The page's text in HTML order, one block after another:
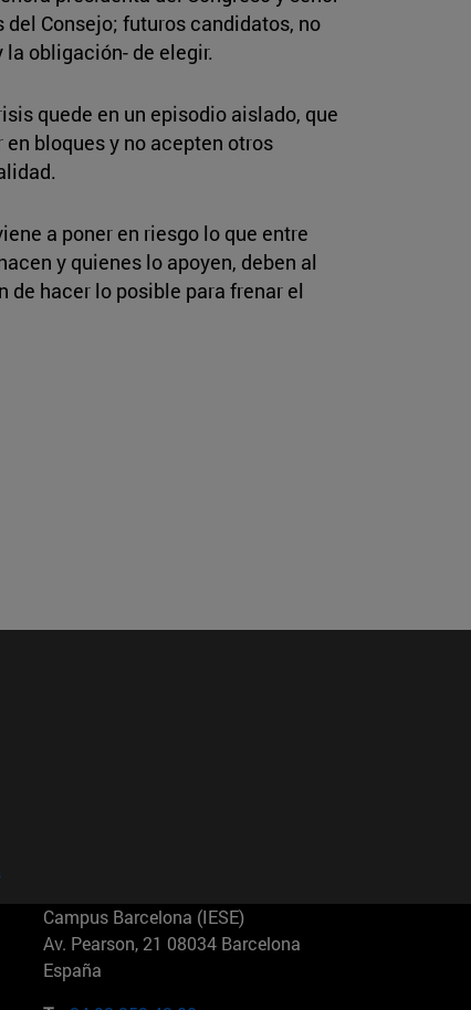
Consejo; futuros candidatos, no
obligación- de elegir.
quede en un episodio aislado, que
bloques y no acepten otros
a poner en riesgo lo que entre
y quienes lo apoyen, deben al
de hacer lo posible para frenar el
Campus Barcelona (IESE)
Av. Pearson, 21 08034 Barcelona
España